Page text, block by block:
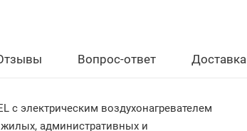
Вопрос-ответ Доставка
с электрическим воздухонагревателем
жилых, административных и